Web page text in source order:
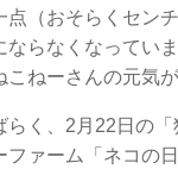
点（おそらくセン
ならなくなってい
ねーさんの元気
らく、2月22日の
ァーム「ネコの